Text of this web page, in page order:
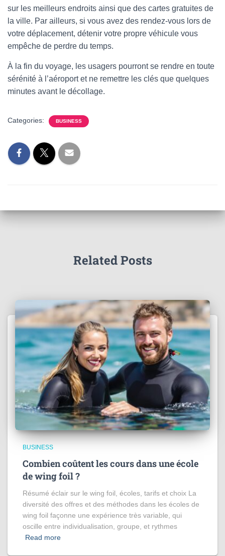
sur les meilleurs endroits ainsi que des cartes gratuites de
la ville. Par ailleurs, si vous avez des rendez-vous lors de
votre déplacement, détenir votre propre véhicule vous
empêche de perdre du temps.
À la fin du voyage, les usagers pourront se rendre en toute
sérénité à l’aéroport et ne remettre les clés que quelques
minutes avant le décollage.
Categories: BUSINESS
Related Posts
BUSINESS
Combien coûtent les cours dans une école
de wing foil ?
Résumé éclair sur le wing foil, écoles, tarifs et choix La
diversité des offres et des méthodes dans les écoles de
wing foil façonne une expérience très variable, qui
oscille entre individualisation, groupe, et rythmes
Read more